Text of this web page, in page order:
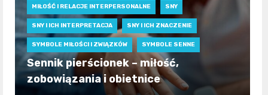
MIŁOŚĆ I RELACJE INTERPERSONALNE SNY
SNY I ICH INTERPRETACJA SNY I ICH ZNACZENIE
SYMBOLE MIŁOŚCI I ZWIĄZKÓW SYMBOLE SENNE
Sennik pierścionek – miłość,
zobowiązania i obietnice